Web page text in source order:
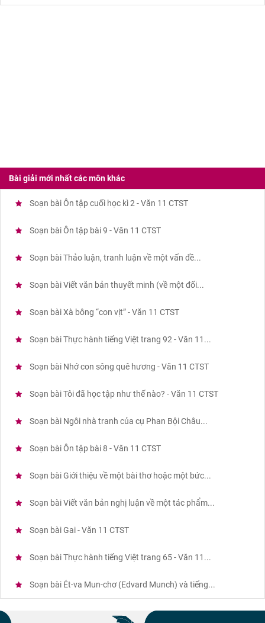
Bài giải mới nhất các môn khác
Soạn bài Ôn tập cuối học kì 2 - Văn 11 CTST
Soạn bài Ôn tập bài 9 - Văn 11 CTST
Soạn bài Thảo luận, tranh luận về một vấn đề...
Soạn bài Viết văn bản thuyết minh (về một đối...
Soạn bài Xà bông “con vịt” - Văn 11 CTST
Soạn bài Thực hành tiếng Việt trang 92 - Văn 11...
Soạn bài Nhớ con sông quê hương - Văn 11 CTST
Soạn bài Tôi đã học tập như thế nào? - Văn 11 CTST
Soạn bài Ngôi nhà tranh của cụ Phan Bội Châu...
Soạn bài Ôn tập bài 8 - Văn 11 CTST
Soạn bài Giới thiệu về một bài thơ hoặc một bức...
Soạn bài Viết văn bản nghị luận về một tác phẩm...
Soạn bài Gai - Văn 11 CTST
Soạn bài Thực hành tiếng Việt trang 65 - Văn 11...
Soạn bài Ét-va Mun-chơ (Edvard Munch) và tiếng...